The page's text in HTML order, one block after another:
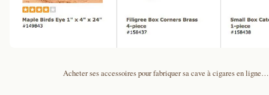
Acheter ses accessoires pour fabriquer sa cave à cigares en ligne…